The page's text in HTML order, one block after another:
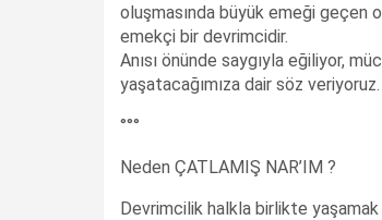
oluşmasında büyük emeği geçen
emekçi bir devrimcidir.
Anısı önünde saygıyla eğiliyor,
yaşatacağımıza dair söz veriyoruz.
°°°
Neden ÇATLAMIŞ NAR’IM ?
Devrimcilik halkla birlikte